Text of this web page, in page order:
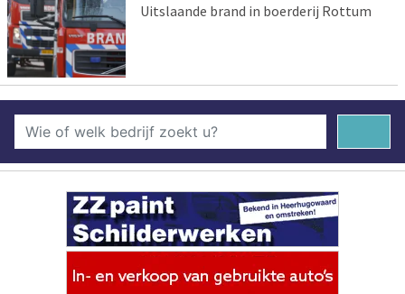
Uitslaande brand in boerderij Rottum